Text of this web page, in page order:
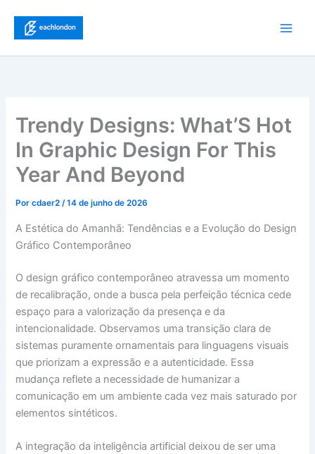
conteúdo
Trendy Designs: What’S Hot
In Graphic Design For This
Year And Beyond
Porcdaer2/14 de junho de 2026
A Estética do Amanhã: Tendências e a Evolução do Design
Gráfico Contemporâneo
O design gráfico contemporâneo atravessa um momento
de recalibração, onde a busca pela perfeição técnica cede
espaço para a valorização da presença e da
intencionalidade. Observamos uma transição clara de
sistemas puramente ornamentais para linguagens visuais
que priorizam a expressão e a autenticidade. Essa
mudança reflete a necessidade de humanizar a
comunicação em um ambiente cada vez mais saturado por
elementos sintéticos.
A integração da inteligência artificial deixou de ser uma